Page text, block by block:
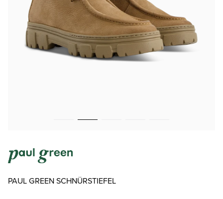
PAUL GREEN SCHNÜRSTIEFEL